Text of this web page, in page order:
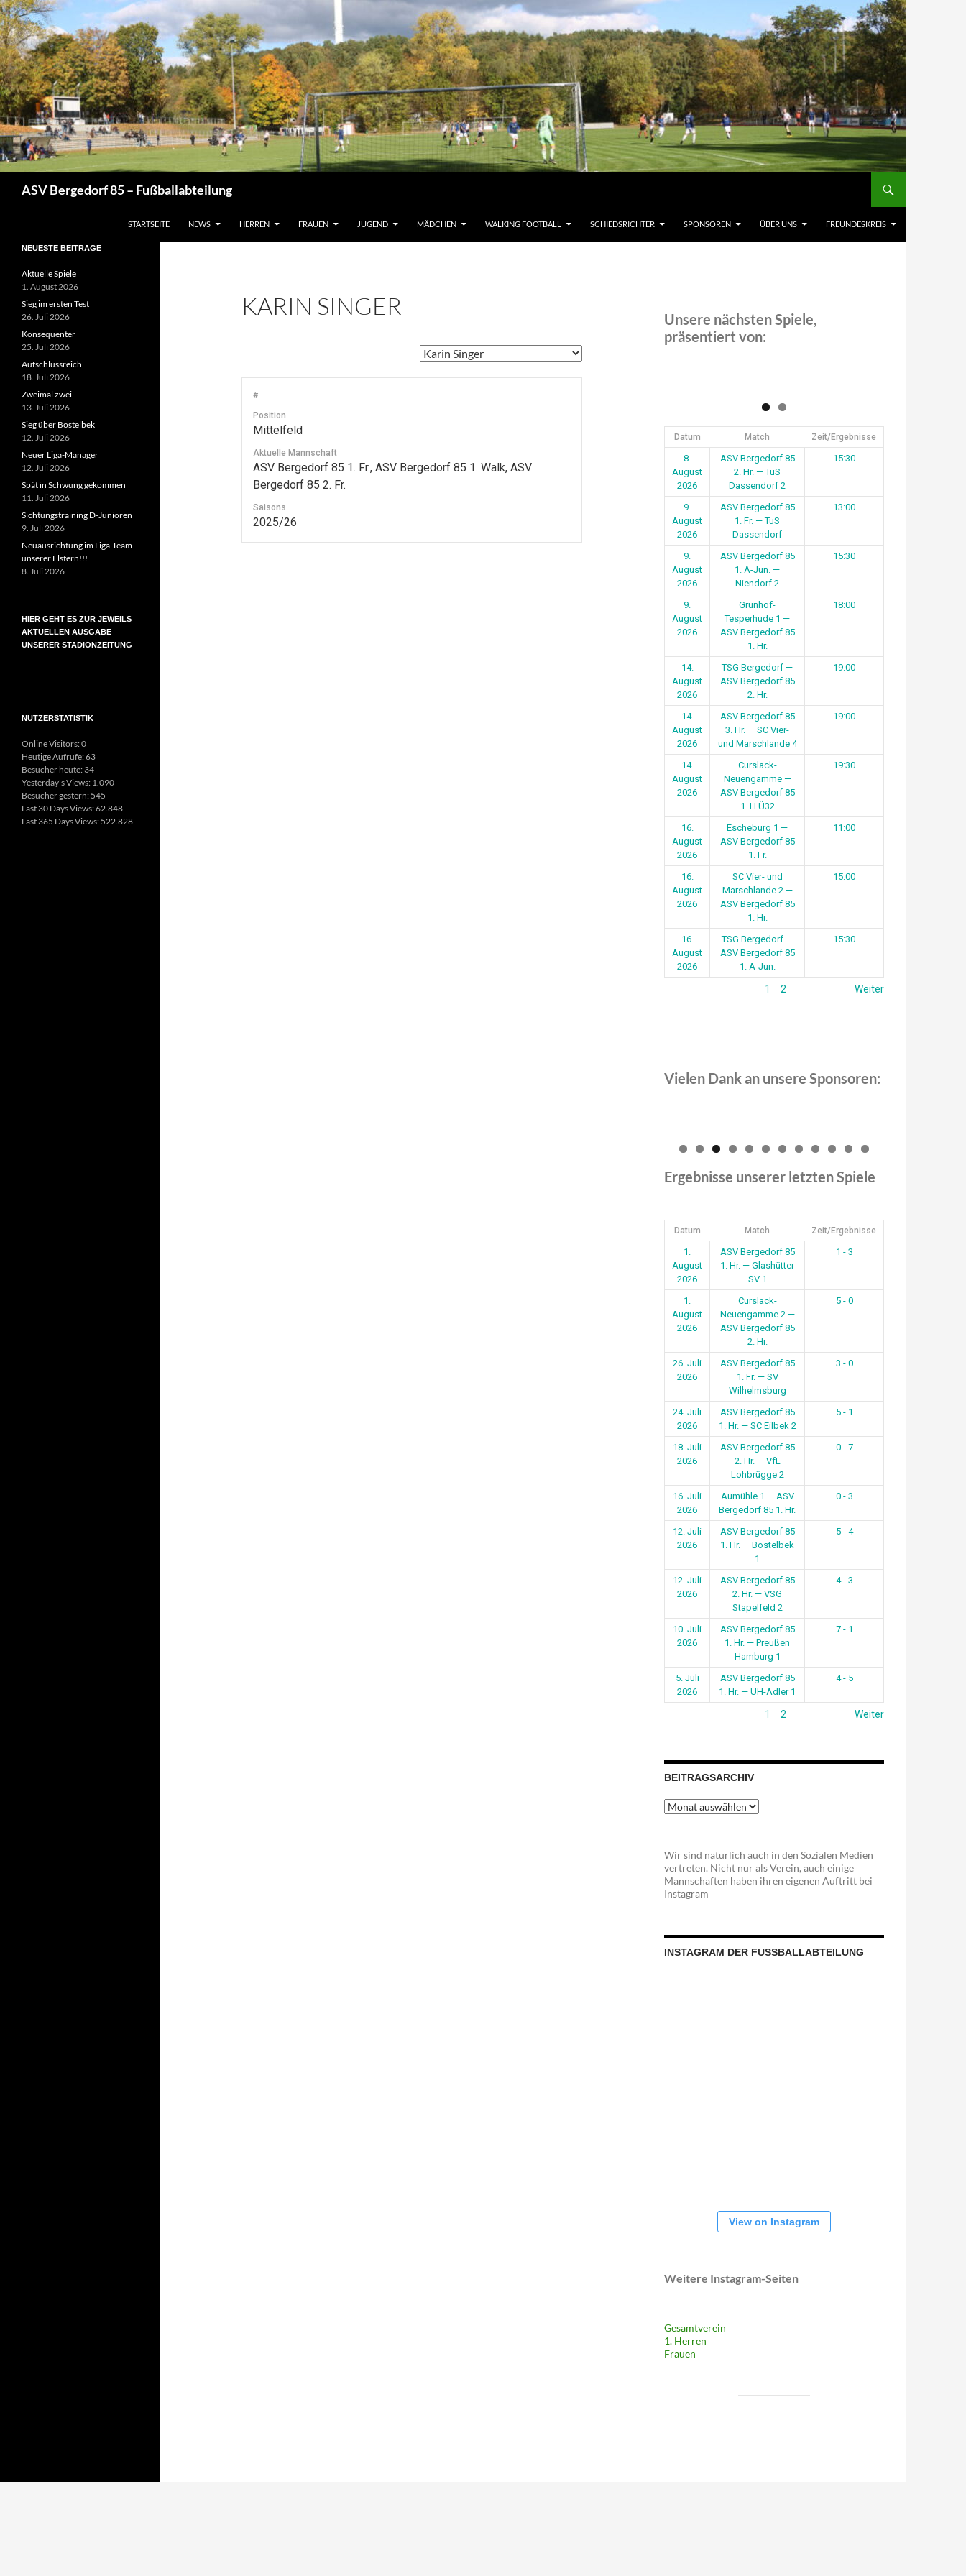
Zum
Inhalt
springen
ASV Bergedorf 85 – Fußballabteilung
STARTSEITE NEWS HERREN FRAUEN JUGEND MÄDCHEN WALKING FOOTBALL SCHIEDSRICHTER SPONSOREN ÜBER UNS FREUNDESKREIS
KARIN SINGER
#
Position
Mittelfeld
Aktuelle Mannschaft
ASV Bergedorf 85 1. Fr., ASV Bergedorf 85 1. Walk, ASV
Bergedorf 85 2. Fr.
Saisons
2025/26
Unsere nächsten Spiele,
präsentiert von:
Datum Match Zeit/Ergebnisse
8.
August
2026
ASV Bergedorf 85
2. Hr. — TuS
Dassendorf 2
15:30
9.
August
2026
ASV Bergedorf 85
1. Fr. — TuS
Dassendorf
13:00
9.
August
2026
ASV Bergedorf 85
1. A-Jun. —
Niendorf 2
15:30
9.
August
2026
Grünhof-
Tesperhude 1 —
ASV Bergedorf 85
1. Hr.
18:00
14.
August
2026
TSG Bergedorf —
ASV Bergedorf 85
2. Hr.
19:00
14.
August
2026
ASV Bergedorf 85
3. Hr. — SC Vier-
und Marschlande 4
19:00
14.
August
2026
Curslack-
Neuengamme —
ASV Bergedorf 85
1. H Ü32
19:30
16.
August
2026
Escheburg 1 —
ASV Bergedorf 85
1. Fr.
11:00
16.
August
2026
SC Vier- und
Marschlande 2 —
ASV Bergedorf 85
1. Hr.
15:00
16.
August
2026
TSG Bergedorf —
ASV Bergedorf 85
1. A-Jun.
15:30
1 2 Weiter
Vielen Dank an unsere Sponsoren:
0 1 2
Ergebnisse unserer letzten Spiele
Datum Match Zeit/Ergebnisse
1.
August
2026
ASV Bergedorf 85
1. Hr. — Glashütter
SV 1
1 - 3
1.
August
2026
Curslack-
Neuengamme 2 —
ASV Bergedorf 85
2. Hr.
5 - 0
26. Juli
2026
ASV Bergedorf 85
1. Fr. — SV
Wilhelmsburg
3 - 0
24. Juli
2026
ASV Bergedorf 85
1. Hr. — SC Eilbek 2
5 - 1
18. Juli
2026
ASV Bergedorf 85
2. Hr. — VfL
Lohbrügge 2
0 - 7
16. Juli
2026
Aumühle 1 — ASV
Bergedorf 85 1. Hr.
0 - 3
12. Juli
2026
ASV Bergedorf 85
1. Hr. — Bostelbek
1
5 - 4
12. Juli
2026
ASV Bergedorf 85
2. Hr. — VSG
Stapelfeld 2
4 - 3
10. Juli
2026
ASV Bergedorf 85
1. Hr. — Preußen
Hamburg 1
7 - 1
5. Juli
2026
ASV Bergedorf 85
1. Hr. — UH-Adler 1
4 - 5
1 2 Weiter
BEITRAGSARCHIV
Beitragsarchiv
Wir sind natürlich auch in den Sozialen Medien
vertreten. Nicht nur als Verein, auch einige
Mannschaften haben ihren eigenen Auftritt bei
Instagram
INSTAGRAM DER FUSSBALLABTEILUNG
View on Instagram
Weitere Instagram-Seiten
Gesamtverein
1. Herren
Frauen
NEUESTE BEITRÄGE
Aktuelle Spiele
1. August 2026
Sieg im ersten Test
26. Juli 2026
Konsequenter
25. Juli 2026
Aufschlussreich
18. Juli 2026
Zweimal zwei
13. Juli 2026
Sieg über Bostelbek
12. Juli 2026
Neuer Liga-Manager
12. Juli 2026
Spät in Schwung gekommen
11. Juli 2026
Sichtungstraining D-Junioren
9. Juli 2026
Neuausrichtung im Liga-Team
unserer Elstern!!!
8. Juli 2026
HIER GEHT ES ZUR JEWEILS
AKTUELLEN AUSGABE
UNSERER STADIONZEITUNG
NUTZERSTATISTIK
Online Visitors:0
Heutige Aufrufe:63
Besucher heute: 34
Yesterday's Views: 1.090
Besucher gestern: 545
Last 30 Days Views:62.848
Last 365 Days Views: 522.828